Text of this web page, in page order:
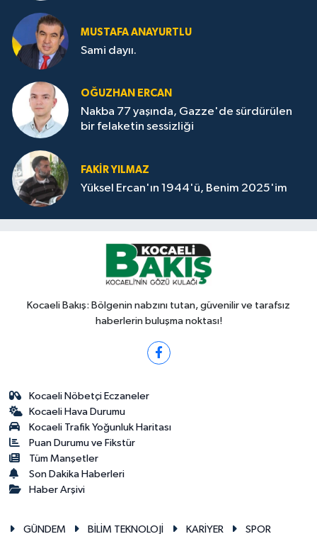
MUSTAFA ANAYURTLU
Sami dayıı.
OĞUZHAN ERCAN
Nakba 77 yaşında, Gazze'de sürdürülen
bir felaketin sessizliği
FAKİR YILMAZ
Yüksel Ercan'ın 1944'ü, Benim 2025'im
Kocaeli Bakış: Bölgenin nabzını tutan, güvenilir ve tarafsız
haberlerin buluşma noktası!
Kocaeli Nöbetçi Eczaneler
Kocaeli Hava Durumu
Kocaeli Trafik Yoğunluk Haritası
Puan Durumu ve Fikstür
Tüm Manşetler
Son Dakika Haberleri
Haber Arşivi
GÜNDEM BİLİM TEKNOLOJİ KARİYER SPOR